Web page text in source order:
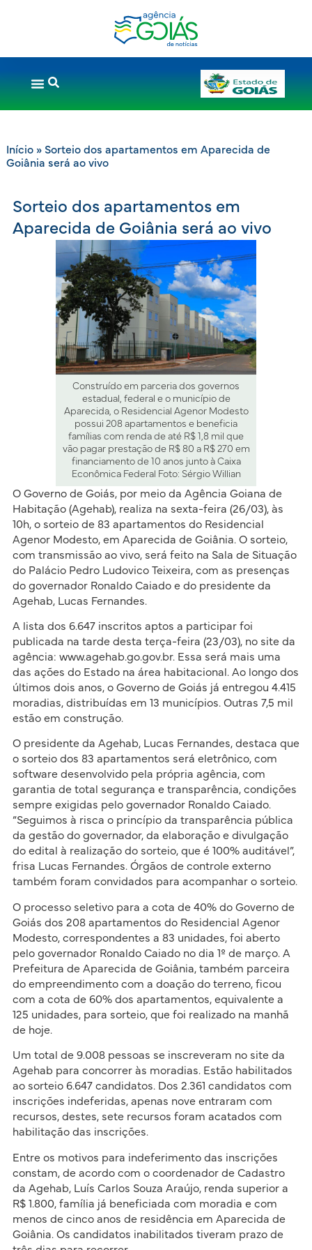
Início» Sorteio dos apartamentos em Aparecida de
Goiânia será ao vivo
Sorteio dos apartamentos em
Aparecida de Goiânia será ao vivo
Construído em parceria dos governos
estadual, federal e o município de
Aparecida, o Residencial Agenor Modesto
possui 208 apartamentos e beneficia
famílias com renda de até R$ 1,8 mil que
vão pagar prestação de R$ 80 a R$ 270 em
financiamento de 10 anos junto à Caixa
Econômica Federal Foto: Sérgio Willian
O Governo de Goiás, por meio da Agência Goiana de
Habitação (Agehab), realiza na sexta-feira (26/03), às
10h, o sorteio de 83 apartamentos do Residencial
Agenor Modesto, em Aparecida de Goiânia. O sorteio,
com transmissão ao vivo, será feito na Sala de Situação
do Palácio Pedro Ludovico Teixeira, com as presenças
do governador Ronaldo Caiado e do presidente da
Agehab, Lucas Fernandes.
A lista dos 6.647 inscritos aptos a participar foi
publicada na tarde desta terça-feira (23/03), no site da
agência: www.agehab.go.gov.br. Essa será mais uma
das ações do Estado na área habitacional. Ao longo dos
últimos dois anos, o Governo de Goiás já entregou 4.415
moradias, distribuídas em 13 municípios. Outras 7,5 mil
estão em construção.
O presidente da Agehab, Lucas Fernandes, destaca que
o sorteio dos 83 apartamentos será eletrônico, com
software desenvolvido pela própria agência, com
garantia de total segurança e transparência, condições
sempre exigidas pelo governador Ronaldo Caiado.
“Seguimos à risca o princípio da transparência pública
da gestão do governador, da elaboração e divulgação
do edital à realização do sorteio, que é 100% auditável”,
frisa Lucas Fernandes. Órgãos de controle externo
também foram convidados para acompanhar o sorteio.
O processo seletivo para a cota de 40% do Governo de
Goiás dos 208 apartamentos do Residencial Agenor
Modesto, correspondentes a 83 unidades, foi aberto
pelo governador Ronaldo Caiado no dia 1º de março. A
Prefeitura de Aparecida de Goiânia, também parceira
do empreendimento com a doação do terreno, ficou
com a cota de 60% dos apartamentos, equivalente a
125 unidades, para sorteio, que foi realizado na manhã
de hoje.
Um total de 9.008 pessoas se inscreveram no site da
Agehab para concorrer às moradias. Estão habilitados
ao sorteio 6.647 candidatos. Dos 2.361 candidatos com
inscrições indeferidas, apenas nove entraram com
recursos, destes, sete recursos foram acatados com
habilitação das inscrições.
Entre os motivos para indeferimento das inscrições
constam, de acordo com o coordenador de Cadastro
da Agehab, Luís Carlos Souza Araújo, renda superior a
R$ 1.800, família já beneficiada com moradia e com
menos de cinco anos de residência em Aparecida de
Goiânia. Os candidatos inabilitados tiveram prazo de